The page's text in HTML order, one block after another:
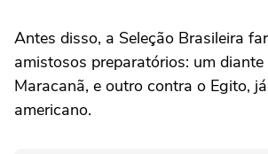
Antes disso, a Seleção Brasileira
amistosos preparatórios: um
Maracanã, e outro contra o Egito,
americano.